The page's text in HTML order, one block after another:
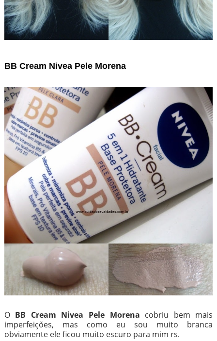
BB Cream Nivea Pele Morena
O BB Cream Nivea Pele Morena cobriu bem mais
imperfeições, mas como eu sou muito branca
obviamente ele ficou muito escuro para mim rs.